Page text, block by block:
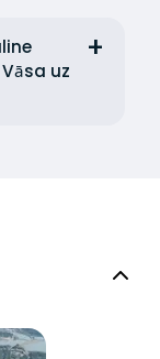
uz